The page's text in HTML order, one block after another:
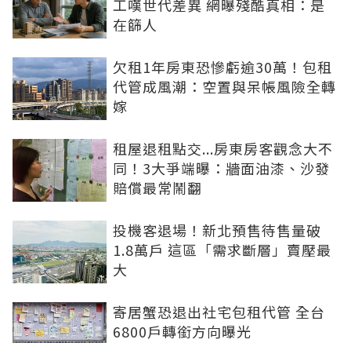
工嘆世代差異 網曝殘酷真相：是
在篩人
欠租1年房東恐慘虧逾30萬！包租
代管成風潮：空置與呆帳風險全轉
嫁
租屋退租點交...房東房客觀念大不
同！3大爭端曝：牆面油漆、沙發
賠償最常鬧翻
投機客退場！新北預售待售量破
1.8萬戶 這區「需求斷層」賣壓最
大
寄居蟹恐退出社宅包租代管 全台
6800戶轉銜方向曝光